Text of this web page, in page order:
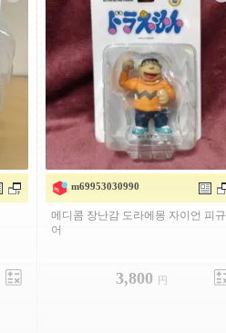
m69953030990
메디콤 장난감 도라에몽 자이언 피규
어
3,800 円